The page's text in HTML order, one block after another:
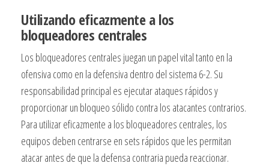
Utilizando eficazmente a los
bloqueadores centrales
Los bloqueadores centrales juegan un papel vital tanto en la
ofensiva como en la defensiva dentro del sistema 6-2. Su
responsabilidad principal es ejecutar ataques rápidos y
proporcionar un bloqueo sólido contra los atacantes contrarios.
Para utilizar eficazmente a los bloqueadores centrales, los
equipos deben centrarse en sets rápidos que les permitan
atacar antes de que la defensa contraria pueda reaccionar.